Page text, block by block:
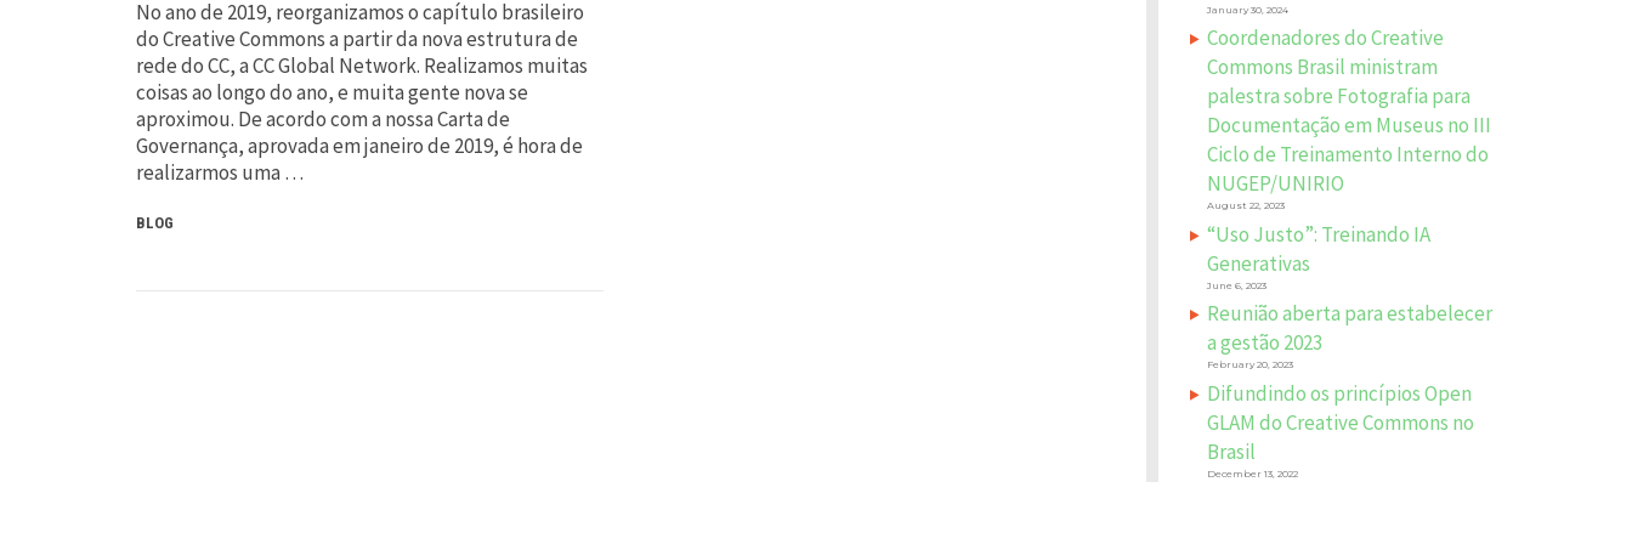
No ano de 2019, reorganizamos o capítulo brasileiro
do Creative Commons a partir da nova estrutura de
rede do CC, a CC Global Network. Realizamos muitas
coisas ao longo do ano, e muita gente nova se
aproximou. De acordo com a nossa Carta de
Governança, aprovada em janeiro de 2019, é hora de
realizarmos uma …
BLOG
January 30, 2024
Coordenadores do Creative
Commons Brasil ministram
palestra sobre Fotografia para
Documentação em Museus no III
Ciclo de Treinamento Interno do
NUGEP/UNIRIO
August 22, 2023
“Uso Justo”: Treinando IA
Generativas
June 6, 2023
Reunião aberta para estabelecer
a gestão 2023
February 20, 2023
Difundindo os princípios Open
GLAM do Creative Commons no
Brasil
December 13, 2022